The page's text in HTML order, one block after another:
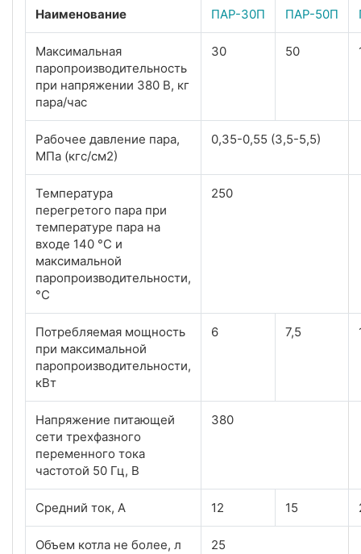
Наименование ПАР-30П ПАР-50П
Максимальная
паропроизводительность
при напряжении 380 В, кг
пара/час
30 50
Рабочее давление пара,
МПа (кгс/см2)
0,35-0,55 (3,5-5,5)
Температура
перегретого пара при
температуре пара на
входе 140 °С и
максимальной
паропроизводительности,
°С
250
Потребляемая мощность
при максимальной
паропроизводительности,
кВт
6 7,5
Напряжение питающей
сети трехфазного
переменного тока
частотой 50 Гц, В
380
Средний ток, А 12 15
Объем котла не более, л 25